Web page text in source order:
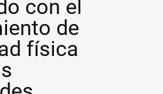
con el
de
física